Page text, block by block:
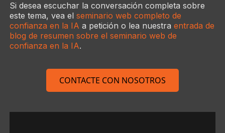
Si desea escuchar la conversación completa sobre
este tema, vea el seminario web completo de
confianza en la IA a petición o lea nuestra entrada de
blog de resumen sobre el seminario web de
confianza en la IA.
CONTACTE CON NOSOTROS